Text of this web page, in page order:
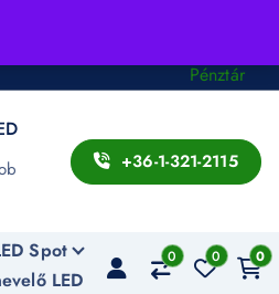
Pénztár
+36-1-321-2115
Spot
LED
0 0 0